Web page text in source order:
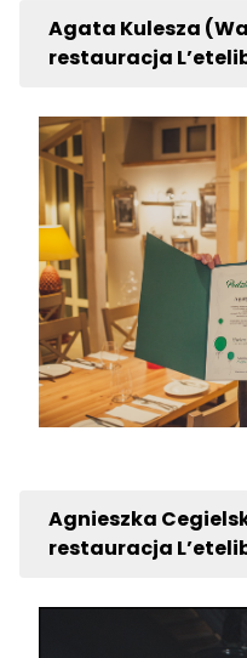
Agata Kulesza
restauracja
Agnieszka
restauracja